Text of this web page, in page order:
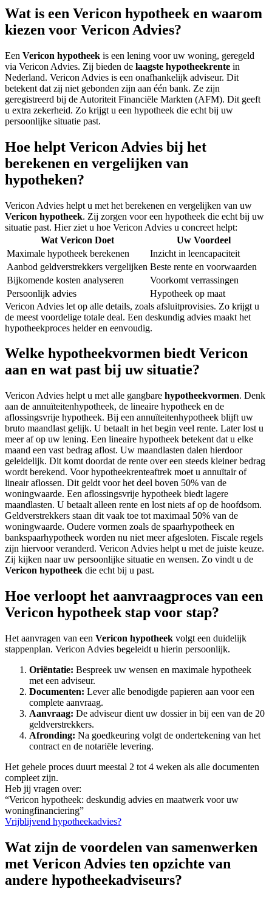
Wat is een Vericon hypotheek en waarom
kiezen voor Vericon Advies?
Een Vericon hypotheek is een lening voor uw woning, geregeld
via Vericon Advies. Zij bieden de laagste hypotheekrente in
Nederland. Vericon Advies is een onafhankelijk adviseur. Dit
betekent dat zij niet gebonden zijn aan één bank. Ze zijn
geregistreerd bij de Autoriteit Financiële Markten (AFM). Dit geeft
u extra zekerheid. Zo krijgt u een hypotheek die echt bij uw
persoonlijke situatie past.
Hoe helpt Vericon Advies bij het
berekenen en vergelijken van
hypotheken?
Vericon Advies helpt u met het berekenen en vergelijken van uw
Vericon hypotheek. Zij zorgen voor een hypotheek die echt bij uw
situatie past. Hier ziet u hoe Vericon Advies u concreet helpt:
Wat Vericon Doet
Uw Voordeel
Maximale hypotheek berekenen
Inzicht in leencapaciteit
Aanbod geldverstrekkers vergelijken Beste rente en voorwaarden
Bijkomende kosten analyseren
Voorkomt verrassingen
Persoonlijk advies
Hypotheek op maat
Vericon Advies let op alle details, zoals afsluitprovisies. Zo krijgt u
de meest voordelige totale deal. Een deskundig advies maakt het
hypotheekproces helder en eenvoudig.
Welke hypotheekvormen biedt Vericon
aan en wat past bij uw situatie?
Vericon Advies helpt u met alle gangbare hypotheekvormen. Denk
aan de annuïteitenhypotheek, de lineaire hypotheek en de
aflossingsvrije hypotheek. Bij een annuïteitenhypotheek blijft uw
bruto maandlast gelijk. U betaalt in het begin veel rente. Later lost u
meer af op uw lening. Een lineaire hypotheek betekent dat u elke
maand een vast bedrag aflost. Uw maandlasten dalen hierdoor
geleidelijk. Dit komt doordat de rente over een steeds kleiner bedrag
wordt berekend. Voor hypotheekrenteaftrek moet u annuïtair of
lineair aflossen. Dit geldt voor het deel boven 50% van de
woningwaarde. Een aflossingsvrije hypotheek biedt lagere
maandlasten. U betaalt alleen rente en lost niets af op de hoofdsom.
Geldverstrekkers staan dit vaak toe tot maximaal 50% van de
woningwaarde. Oudere vormen zoals de spaarhypotheek en
bankspaarhypotheek worden nu niet meer afgesloten. Fiscale regels
zijn hiervoor veranderd. Vericon Advies helpt u met de juiste keuze.
Zij kijken naar uw persoonlijke situatie en wensen. Zo vindt u de
Vericon hypotheek die echt bij u past.
Hoe verloopt het aanvraagproces van een
Vericon hypotheek stap voor stap?
Het aanvragen van een Vericon hypotheek volgt een duidelijk
stappenplan. Vericon Advies begeleidt u hierin persoonlijk.
Oriëntatie: Bespreek uw wensen en maximale hypotheek
met een adviseur.
Documenten: Lever alle benodigde papieren aan voor een
complete aanvraag.
Aanvraag: De adviseur dient uw dossier in bij een van de 20
geldverstrekkers.
Afronding: Na goedkeuring volgt de ondertekening van het
contract en de notariële levering.
Het gehele proces duurt meestal 2 tot 4 weken als alle documenten
compleet zijn.
Heb jij vragen over:
“Vericon hypotheek: deskundig advies en maatwerk voor uw
woningfinanciering”
Vrijblijvend hypotheekadvies?
Wat zijn de voordelen van samenwerken
met Vericon Advies ten opzichte van
andere hypotheekadviseurs?